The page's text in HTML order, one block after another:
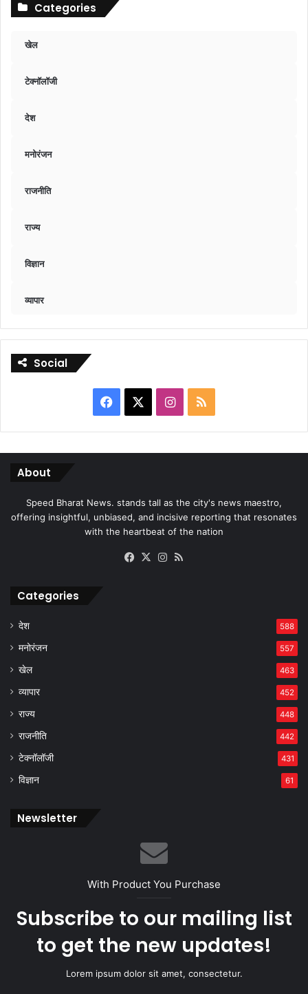
Categories
खेल
टेक्नॉलॉजी
देश
मनोरंजन
राजनीति
राज्य
विज्ञान
व्यापार
Social
Facebook Instagram
RSS
About
Speed Bharat News. stands tall as the city's news maestro,
offering insightful, unbiased, and incisive reporting that resonates
with the heartbeat of the nation
Facebook
X Instagram
Categories
देश 588
मनोरंजन 557
खेल 463
व्यापार 452
राज्य 448
राजनीति 442
टेक्नॉलॉजी 431
विज्ञान 61
Newsletter
With Product You Purchase
Subscribe to our mailing list
to get the new updates!
Lorem ipsum dolor sit amet, consectetur.